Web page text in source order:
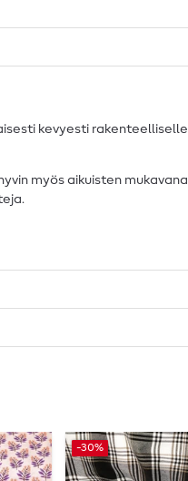
kevyesti rakenteelliselle
myös aikuisten mukavana
-30%